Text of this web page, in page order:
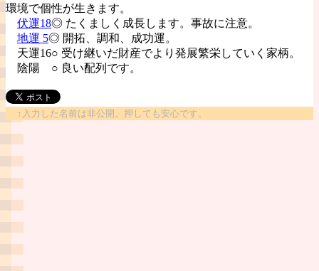
環境で個性が生きます。
伏運18◎ たくましく成長します。事故に注意。
地運 5◎ 開拓、調和、成功運。
天運16○ 受け継いだ財産でより発展繁栄していく家柄。
陰陽 ○ 良い配列です。
↑入力した名前は非公開。押しても安心です。